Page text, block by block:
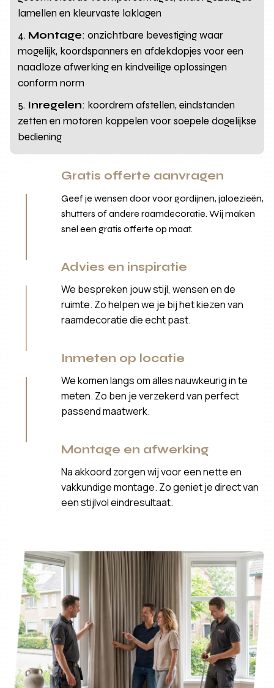
lamellen en kleurvaste laklagen
Montage: onzichtbare bevestiging waar
mogelijk, koordspanners en afdekdopjes voor een
naadloze afwerking en kindveilige oplossingen
conform norm
Inregelen: koordrem afstellen, eindstanden
zetten en motoren koppelen voor soepele dagelijkse
bediening
Gratis offerte aanvragen
Geef je wensen door voor gordijnen, jaloezieën,
shutters of andere raamdecoratie. Wij maken
snel een gratis offerte op maat.
Advies en inspiratie
We bespreken jouw stijl, wensen en de
ruimte. Zo helpen we je bij het kiezen van
raamdecoratie die echt past.
Inmeten op locatie
We komen langs om alles nauwkeurig in te
meten. Zo ben je verzekerd van perfect
passend maatwerk.
Montage en afwerking
Na akkoord zorgen wij voor een nette en
vakkundige montage. Zo geniet je direct van
een stijlvol eindresultaat.